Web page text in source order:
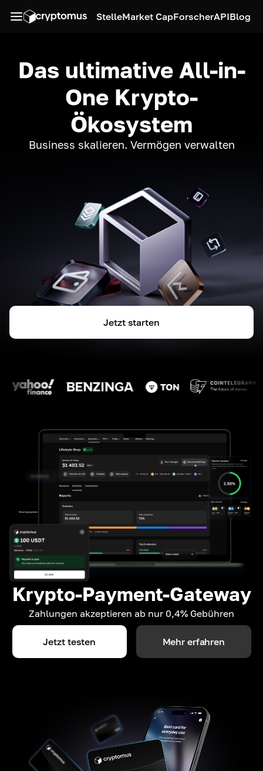
StelleMarket CapForscherAPIBlog
Das ultimative All-in-
One Krypto-
Ökosystem
Business skalieren. Vermögen verwalten
Jetzt starten
Krypto-Payment-Gateway
Zahlungen akzeptieren ab nur 0,4% Gebühren
Jetzt testen Mehr erfahren